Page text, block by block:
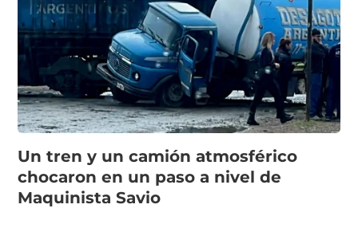
Un tren y un camión atmosférico
chocaron en un paso a nivel de
Maquinista Savio